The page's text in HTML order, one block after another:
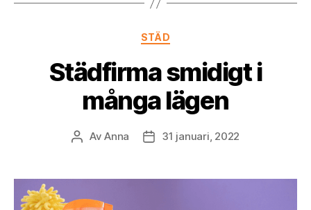
Kategorier
STÄD
Städfirma smidigt i
många lägen
Inläggsförfattare
AvAnna Inläggsdatum
31 januari, 2022